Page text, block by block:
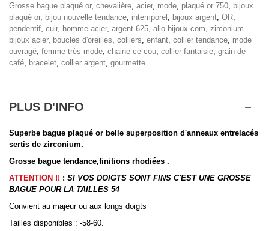
Grosse bague plaqué or, chevalière, acier, mode, plaqué or 750, bijoux
plaqué or, bijou nouvelle tendance, intemporel , bijoux argent, OR,
pendentif, cuir, homme acier, argent 625, allo-bijoux.com, zirconium
bijoux acier, boucles d'oreilles, colliers, enfant, collier tendance, mode
ouvragé, femme très mode, chaine ce cou, collier fantaisie, grain de
café, bracelet, collier argent, gourmette
PLUS D'INFO
Superbe bague plaqué or belle superposition d'anneaux entrelacés
sertis de zirconium.
Grosse bague tendance,finitions rhodiées .
ATTENTION !! : SI VOS DOIGTS SONT FINS C'EST UNE GROSSE
BAGUE POUR LA TAILLES 54
Convient au majeur ou aux longs doigts
Tailles disponibles : -58-60.